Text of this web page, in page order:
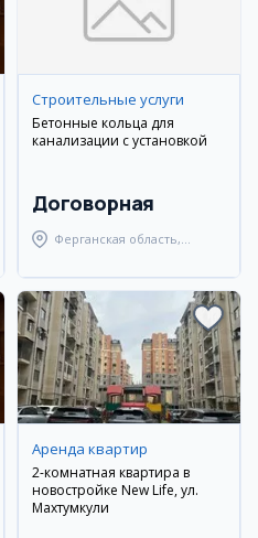
Строительные услуги
Бетонные кольца для
канализации с установкой
Договорная
Ферганская область,
Аренда квартир
2-комнатная квартира в
новостройке New Life, ул.
Махтумкули